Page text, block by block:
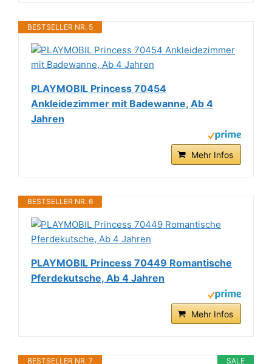
BESTSELLER NR. 5
PLAYMOBIL Princess 70454
Ankleidezimmer mit Badewanne, Ab 4
Jahren
Mehr Infos
BESTSELLER NR. 6
PLAYMOBIL Princess 70449 Romantische
Pferdekutsche, Ab 4 Jahren
Mehr Infos
SALE
BESTSELLER NR. 7